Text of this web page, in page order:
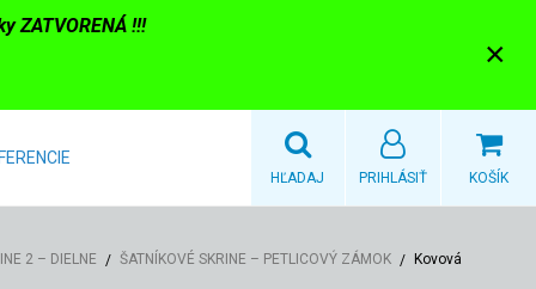
ZATVORENÁ !!!
×
KOŠÍK
PRIHLÁSIŤ
HĽADAJ
2 – DIELNE ŠATNÍKOVÉ SKRINE – PETLICOVÝ ZÁMOK Kovová